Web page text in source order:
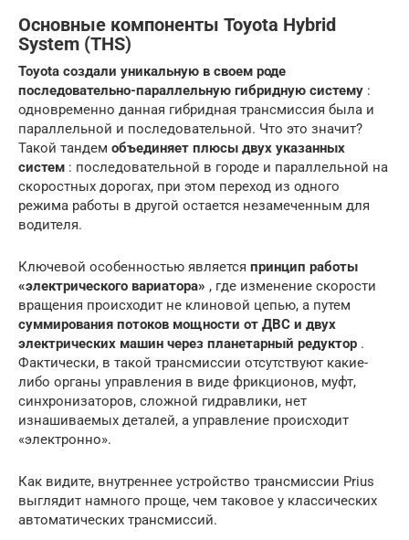
Основные компоненты Toyota Hybrid
System (THS)
Toyota создали уникальную в своем роде
последовательно-параллельную гибридную систему :
одновременно данная гибридная трансмиссия была и
параллельной и последовательной. Что это значит?
Такой тандем объединяет плюсы двух указанных
систем : последовательной в городе и параллельной на
скоростных дорогах, при этом переход из одного
режима работы в другой остается незамеченным для
водителя.
Ключевой особенностью является принцип работы
«электрического вариатора» , где изменение скорости
вращения происходит не клиновой цепью, а путем
суммирования потоков мощности от ДВС и двух
электрических машин через планетарный редуктор .
Фактически, в такой трансмиссии отсутствуют какие-
либо органы управления в виде фрикционов, муфт,
синхронизаторов, сложной гидравлики, нет
изнашиваемых деталей, а управление происходит
«электронно».
Как видите, внутреннее устройство трансмиссии Prius
выглядит намного проще, чем таковое у классических
автоматических трансмиссий.